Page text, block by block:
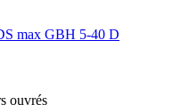
max GBH 5-40 D
ouvrés